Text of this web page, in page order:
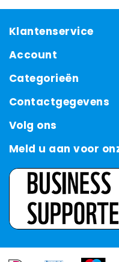
Klantenservice
Account
Categorieën
Contactgegevens
Volg ons
Meld u aan voor